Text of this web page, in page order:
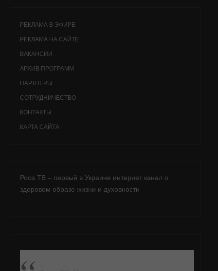
РЕКЛАМА В ЭФИРЕ
РЕКЛАМА НА САЙТЕ
ВАКАНСИИ
АРХИВ ПРОГРАММ
ПАРТНЁРЫ
СОТРУДНИЧЕСТВО
КОНТАКТЫ
КАРТА САЙТА
Роса ТВ – первый в Украине интернет канал о
здоровом образе жизни и духовности
ПОДПИСАТЬСЯ НА FB